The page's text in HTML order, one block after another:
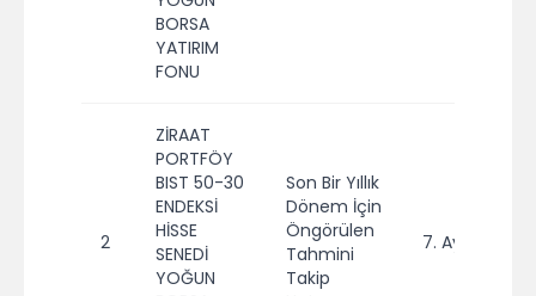
BORSA
YATIRIM
FONU
2
ZİRAAT
PORTFÖY
BIST 50-30
ENDEKSİ
HİSSE
SENEDİ
YOĞUN
Son Bir Yıllık
Dönem İçin
Öngörülen
Tahmini
Takip
7. Ay